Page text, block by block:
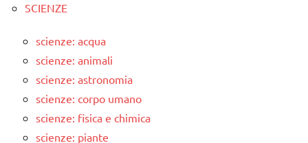
SCIENZE
scienze: acqua
scienze: animali
scienze: astronomia
scienze: corpo umano
scienze: fisica e chimica
scienze: piante